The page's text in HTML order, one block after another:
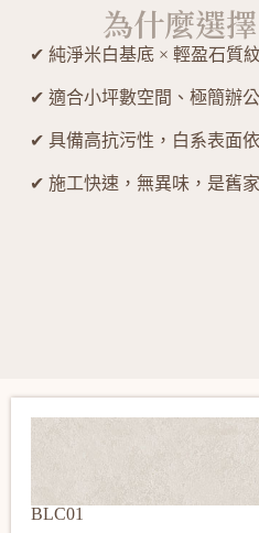
為什麼選
✔ 純淨米白基底 × 輕盈石質
✔ 適合小坪數空間、極簡辦
✔ 具備高抗污性，白系表面
✔ 施工快速，無異味，是舊
BLC01